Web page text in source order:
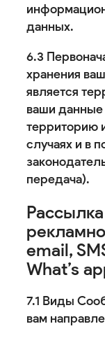
данных.
6.3
хранения
является
ваши данные
территорию
случаях и в
передача).
email,
What’s
7.1 Виды
вам